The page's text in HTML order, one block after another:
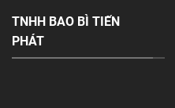
TNHH BAO BÌ TIẾN
PHÁT